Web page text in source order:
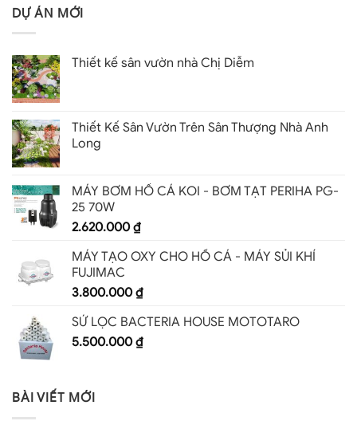
DỰ ÁN MỚI
Thiết kế sân vườn nhà Chị Diễm
Thiết Kế Sân Vườn Trên Sân Thượng Nhà Anh
Long
MÁY BƠM HỒ CÁ KOI - BƠM TẠT PERIHA PG-
25 70W
2.620.000₫
MÁY TẠO OXY CHO HỒ CÁ - MÁY SỦI KHÍ
FUJIMAC
3.800.000₫
SỨ LỌC BACTERIA HOUSE MOTOTARO
5.500.000₫
BÀI VIẾT MỚI